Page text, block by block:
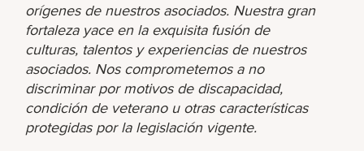
orígenes de nuestros asociados. Nuestra gran
fortaleza yace en la exquisita fusión de
culturas, talentos y experiencias de nuestros
asociados. Nos comprometemos a no
discriminar por motivos de discapacidad,
condición de veterano u otras características
protegidas por la legislación vigente.